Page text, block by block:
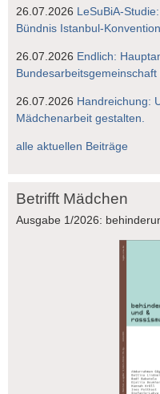
26.07.2026 LeSuBiA-
Bündnis Istanbul-Konvention
26.07.2026 Endlich:
26.07.2026 Handreichung:
Mädchenarbeit gestalten.
alle aktuellen Beiträge
Betrifft Mädchen
Ausgabe 1/2026: